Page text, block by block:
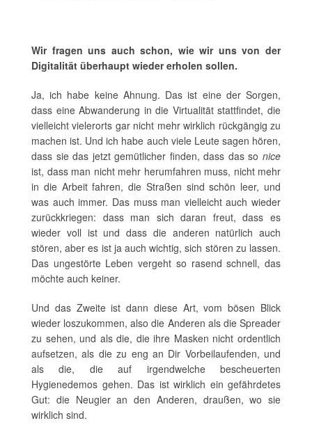
Wir fragen uns auch schon, wie wir uns von der
Digitalität überhaupt wieder erholen sollen.
Ja, ich habe keine Ahnung. Das ist eine der Sorgen,
dass eine Abwanderung in die Virtualität stattfindet, die
vielleicht vielerorts gar nicht mehr wirklich rückgängig zu
machen ist. Und ich habe auch viele Leute sagen hören,
dass sie das jetzt gemütlicher finden, dass das so nice
ist, dass man nicht mehr herumfahren muss, nicht mehr
in die Arbeit fahren, die Straßen sind schön leer, und
was auch immer. Das muss man vielleicht auch wieder
zurückkriegen: dass man sich daran freut, dass es
wieder voll ist und dass die anderen natürlich auch
stören, aber es ist ja auch wichtig, sich stören zu lassen.
Das ungestörte Leben vergeht so rasend schnell, das
möchte auch keiner.
Und das Zweite ist dann diese Art, vom bösen Blick
wieder loszukommen, also die Anderen als die Spreader
zu sehen, und als die, die ihre Masken nicht ordentlich
aufsetzen, als die zu eng an Dir Vorbeilaufenden, und
als die, die auf irgendwelche bescheuerten
Hygienedemos gehen. Das ist wirklich ein gefährdetes
Gut: die Neugier an den Anderen, draußen, wo sie
wirklich sind.